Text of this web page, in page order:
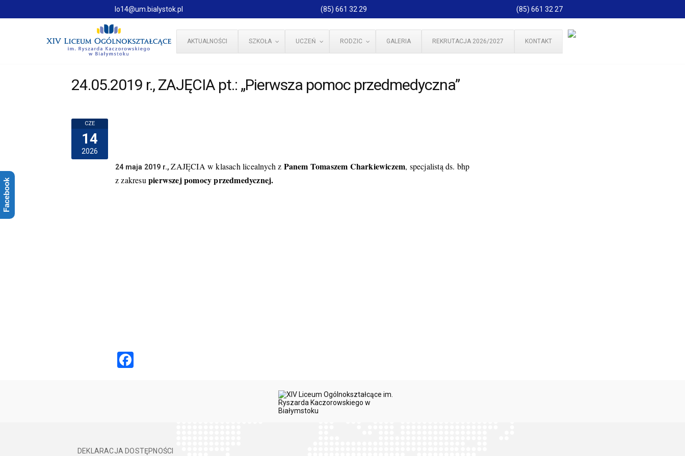
lo14@um.bialystok.pl (85) 661 32 29 (85) 661 32 27
AKTUALNOŚCI SZKOŁA UCZEŃ RODZIC GALERIA REKRUTACJA 2026/2027 KONTAKT
24.05.2019 r., ZAJĘCIA pt.: „Pierwsza pomoc przedmedyczna”
CZE
14
2026
24 maja 2019 r.,ZAJĘCIA w klasach licealnych z Panem Tomaszem Charkiewiczem, specjalistą ds. bhp
z zakresu pierwszej pomocy przedmedycznej.
DEKLARACJA DOSTĘPNOŚCI
Facebook